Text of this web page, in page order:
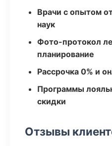
Врачи с опытом
наук
Фото-протокол
планирование
Рассрочка 0% и
Программы
скидки
Отзывы